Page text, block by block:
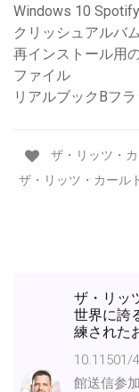
Windows 10
クリッシュアルバ
再インストール用
ファイル
リアルブックBフ
ザ・リッツ・
ザ・リッツ・カール
ザ・リッ
世界に誇
練された
10.11501/
館送信参